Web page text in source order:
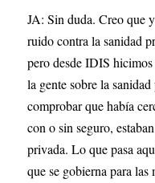
JA: Sin duda. Creo que
ruido contra la sanidad
pero desde IDIS
la gente sobre la
comprobar que había
con o sin seguro,
privada. Lo que pasa
que se gobierna para